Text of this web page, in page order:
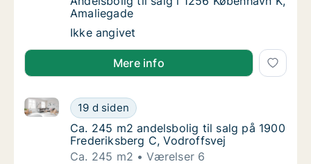
Amaliegade
Andelsbolig til salg i 1256 København K,
Ikke angivet
Mere info
Ca. 245 m2 andelsbolig til salg på 1900
19 d siden
Ca. 245 m2 andelsbolig til salg på 1900
Ca. 245 m2 andelsbolig til salg på 1900
Ca. 245 m2 andelsbolig til salg på 1900
Frederiksberg C, Vodroffsvej
Ca. 245 m2
Værelser 6